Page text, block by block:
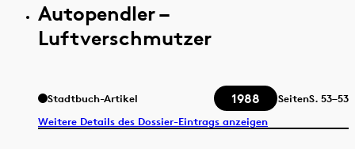
Autopendler –
Luftverschmutzer
Stadtbuch-Artikel 1988 SeitenS. 53–53
Weitere Details des Dossier-Eintrags anzeigen